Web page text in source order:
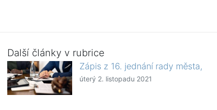
Další články v rubrice
Zápis z 16. jednání rady města,
úterý 2. listopadu 2021